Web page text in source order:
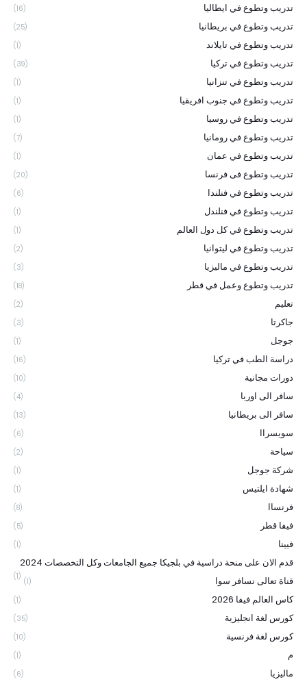
تدريب وتطوع في ايطاليا (16)
تدريب وتطوع في بريطانيا (25)
تدريب وتطوع في تايلاند (1)
تدريب وتطوع في تركيا (39)
تدريب وتطوع في تنزانيا (1)
تدريب وتطوع في جنوب افريقيا (1)
تدريب وتطوع في روسيا (1)
تدريب وتطوع في رومانيا (7)
تدريب وتطوع في عمان (1)
تدريب وتطوع فى فرنسا (20)
تدريب وتطوع في فنلندا (6)
تدريب وتطوع في فنلندل (1)
تدريب وتطوع في كل دول العالم (1)
تدريب وتطوع في ليتوانيا (2)
تدريب وتطوع في ماليزيا (3)
تدريب وتطوع وعمل في قطر (18)
تعليم (2)
جاكرتا (3)
جوجل (1)
دراسة الطب في تركيا (16)
دورات مجانية (10)
سافر الى اوربا (4)
سافر الى بريطانيا (13)
سويسراا (6)
سياحة (2)
شركة جوجل (1)
شهادة ايلتيس (1)
فرنساا (8)
فيفا قطر (5)
فيينا (1)
قدم الان على منحة دراسية في بلجيكا جميع الجامعات وكل التخصصات 2024
(1) قناة تعالى نسافر سوا (1)
كاس العالم فيفا 2026 (1)
كورس لغة انجليزية (35)
كورس لغة فرنسية (10)
م (1)
ماليزيا (6)